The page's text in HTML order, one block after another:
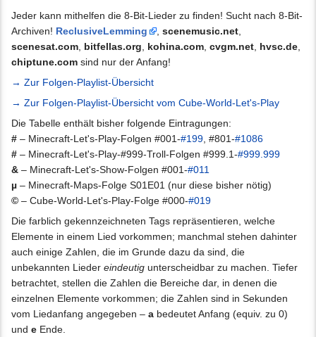
Jeder kann mithelfen die 8-Bit-Lieder zu finden! Sucht nach 8-Bit-
Archiven! ReclusiveLemming , scenemusic.net,
scenesat.com, bitfellas.org, kohina.com, cvgm.net, hvsc.de,
chiptune.com sind nur der Anfang!
→ Zur Folgen-Playlist-Übersicht
→ Zur Folgen-Playlist-Übersicht vom Cube-World-Let's-Play
Die Tabelle enthält bisher folgende Eintragungen:
# – Minecraft-Let's-Play-Folgen #001-#199, #801-#1086
# – Minecraft-Let's-Play-#999-Troll-Folgen #999.1-#999.999
& – Minecraft-Let's-Show-Folgen #001-#011
µ – Minecraft-Maps-Folge S01E01 (nur diese bisher nötig)
© – Cube-World-Let's-Play-Folge #000-#019
Die farblich gekennzeichneten Tags repräsentieren, welche
Elemente in einem Lied vorkommen; manchmal stehen dahinter
auch einige Zahlen, die im Grunde dazu da sind, die
unbekannten Lieder eindeutig unterscheidbar zu machen. Tiefer
betrachtet, stellen die Zahlen die Bereiche dar, in denen die
einzelnen Elemente vorkommen; die Zahlen sind in Sekunden
vom Liedanfang angegeben – a bedeutet Anfang (equiv. zu 0)
und e Ende.